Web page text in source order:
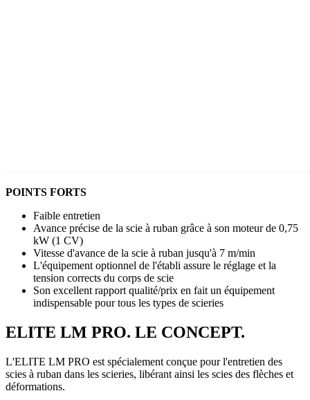
POINTS FORTS
Faible entretien
Avance précise de la scie à ruban grâce à son moteur de 0,75
kW (1 CV)
Vitesse d'avance de la scie à ruban jusqu'à 7 m/min
L'équipement optionnel de l'établi assure le réglage et la
tension corrects du corps de scie
Son excellent rapport qualité/prix en fait un équipement
indispensable pour tous les types de scieries
ELITE LM PRO. LE CONCEPT.
L'ELITE LM PRO est spécialement conçue pour l'entretien des
scies à ruban dans les scieries, libérant ainsi les scies des flèches et
déformations.